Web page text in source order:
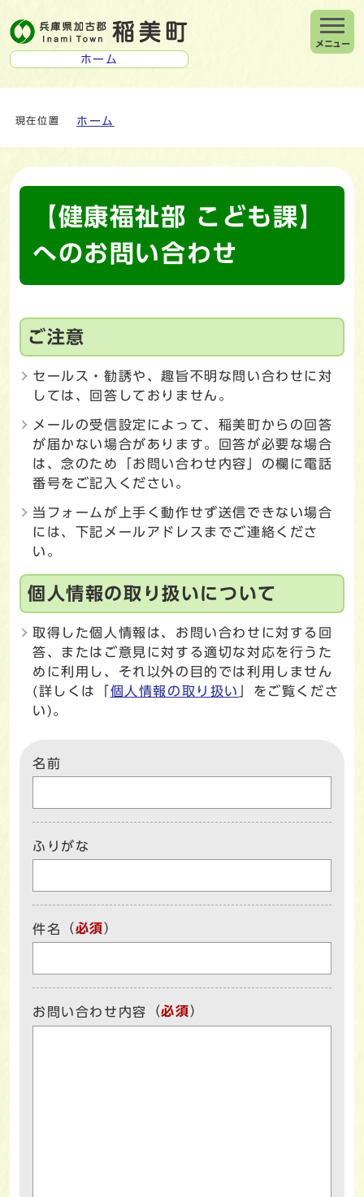
ホーム
メニュー
現在位置 ホーム
【健康福祉部 こども課】
へのお問い合わせ
ご注意
セールス・勧誘や、趣旨不明な問い合わせに対
しては、回答しておりません。
メールの受信設定によって、稲美町からの回答
が届かない場合があります。回答が必要な場合
は、念のため「お問い合わせ内容」の欄に電話
番号をご記入ください。
当フォームが上手く動作せず送信できない場合
には、下記メールアドレスまでご連絡くださ
い。
個人情報の取り扱いについて
取得した個人情報は、お問い合わせに対する回
答、またはご意見に対する適切な対応を行うた
めに利用し、それ以外の目的では利用しません
(詳しくは「個人情報の取り扱い
」をご覧くださ
い)。
名前
ふりがな
件名 （必須）
お問い合わせ内容 （必須）